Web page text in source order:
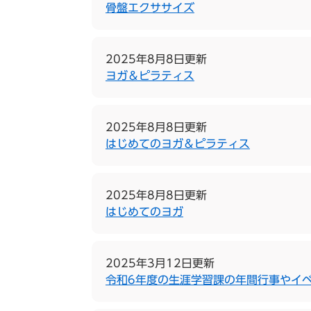
骨盤エクササイズ
2025年8月8日更新
ヨガ＆ピラティス
2025年8月8日更新
はじめてのヨガ＆ピラティス
2025年8月8日更新
はじめてのヨガ
2025年3月12日更新
令和6年度の生涯学習課の年間行事やイ